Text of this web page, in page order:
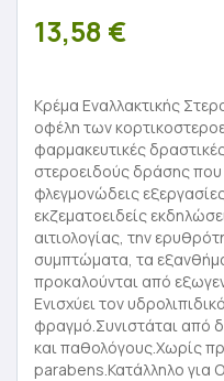
13,58 €
Κρέµα Εναλλακτικής
οφέλη των
φαρµακευτικές
στεροειδούς δράσης που
φλεγμονώδεις
εκζεματοειδείς
αιτιολογίας, την
συμπτώματα, τα
προκαλούνται από
Ενισχύει τον
φραγμό.Συνιστάται από
και παθολόγους.Χωρίς
parabens.Κατάλληλο για